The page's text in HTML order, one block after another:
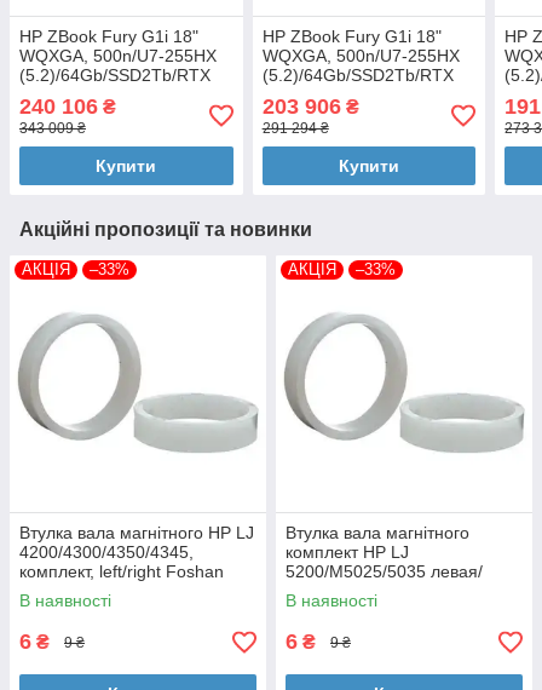
HP ZBook Fury G1i 18"
WQXGA, 500n/U7-255HX
(5.2)/64Gb/SSD2Tb/RTX
PRO 3000,12GB/FPS/
Підсв/DOS
240 106 ₴
343 009 ₴
Купити
HP ZBook Fury G1i 18"
WQXGA, 500n/U7-255HX
(5.2)/64Gb/SSD2Tb/RTX
PRO 2000,8GB/FPS/
Підсв/DOS
203 906₴
291 294 ₴
Купити
HP
273
Акційні пропозиції та новинки
АКЦІЯ –33%
Втулка вала магнітного HP LJ
4200/4300/4350/4345,
комплект, left/right Foshan
(MAG-1338A-BSH-Foshan)
В наявності
6 ₴ 9 ₴
АКЦІЯ –33%
Втулка вала магнітного
комплект HP LJ
5200/M5025/5035 левая/
правая Foshan (MAG-7516A-
BSH-Foshan)
В наявності
6 ₴ 9 ₴